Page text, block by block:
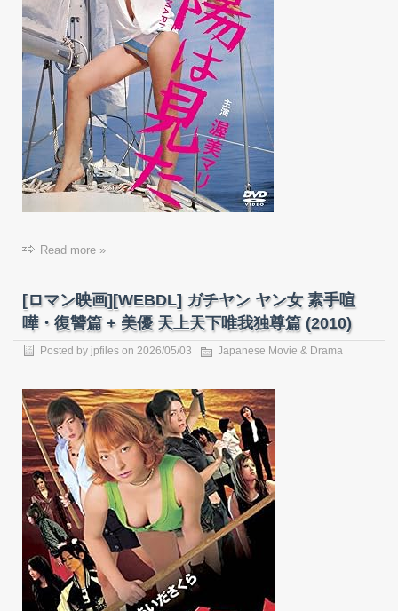
Read more »
[ロマン映画][WEBDL] ガチヤン ヤン女 素手喧
嘩・復讐篇 + 美優 天上天下唯我独尊篇 (2010)
Posted by jpfiles on 2026/05/03 Japanese Movie & Drama